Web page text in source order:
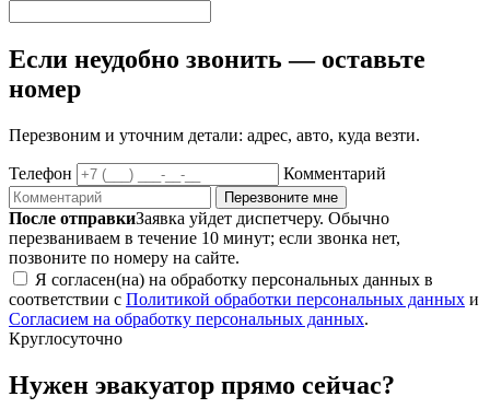
Если неудобно звонить — оставьте
номер
Перезвоним и уточним детали: адрес, авто, куда везти.
Телефон Комментарий
Перезвоните мне
После отправкиЗаявка уйдет диспетчеру. Обычно
перезваниваем в течение 10 минут; если звонка нет,
позвоните по номеру на сайте.
Я согласен(на) на обработку персональных данных в
соответствии с Политикой обработки персональных данных и
Согласием на обработку персональных данных.
Круглосуточно
Нужен эвакуатор прямо сейчас?